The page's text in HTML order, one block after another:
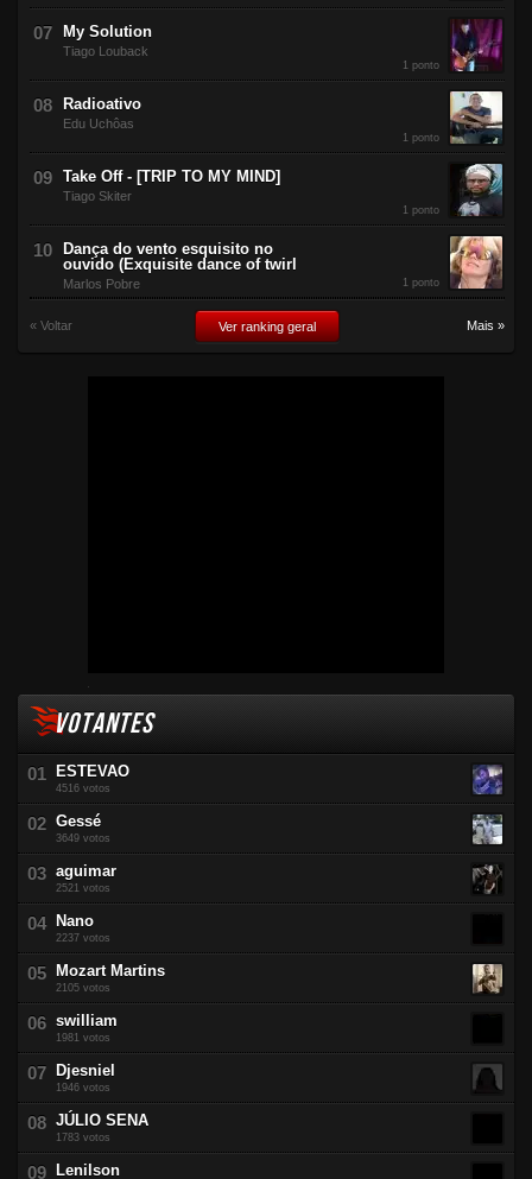
My Solution
Tiago Louback
1 ponto
Radioativo
Edu Uchôas
1 ponto
Take Off - [TRIP TO MY MIND]
Tiago Skiter
1 ponto
Dança do vento esquisito no
ouvido (Exquisite dance of twirl
Marlos Pobre 1 ponto
« Voltar Ver ranking geral Mais »
VOTANTES
ESTEVAO
4516 votos
Gessé
3649 votos
aguimar
2521 votos
Nano
2237 votos
Mozart Martins
2105 votos
swilliam
1981 votos
Djesniel
1946 votos
JÚLIO SENA
1783 votos
Lenilson